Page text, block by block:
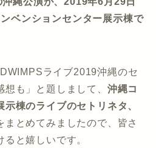
ベンションセンター展示棟で
ライブ2019沖縄のセ
想も」と題しまして、 沖縄コ
示棟のライブのセトリネタ、
まとめてみましたので、皆さ
と嬉しいです。